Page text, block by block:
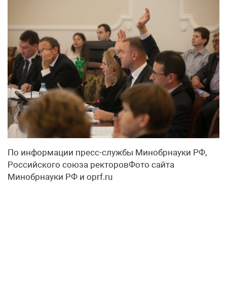
По информации пресс-службы Минобрнауки РФ,
Российского союза ректоровФото сайта
Минобрнауки РФ и oprf.ru